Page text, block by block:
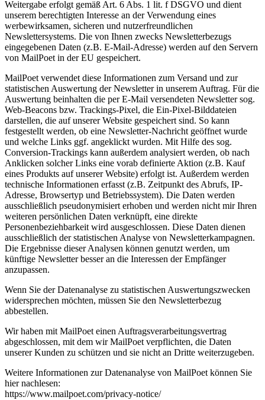
Weitergabe erfolgt gemäß Art. 6 Abs. 1 lit. f DSGVO und dient
unserem berechtigten Interesse an der Verwendung eines
werbewirksamen, sicheren und nutzerfreundlichen
Newslettersystems. Die von Ihnen zwecks Newsletterbezugs
eingegebenen Daten (z.B. E-Mail-Adresse) werden auf den Servern
von MailPoet in der EU gespeichert.
MailPoet verwendet diese Informationen zum Versand und zur
statistischen Auswertung der Newsletter in unserem Auftrag. Für die
Auswertung beinhalten die per E-Mail versendeten Newsletter sog.
Web-Beacons bzw. Trackings-Pixel, die Ein-Pixel-Bilddateien
darstellen, die auf unserer Website gespeichert sind. So kann
festgestellt werden, ob eine Newsletter-Nachricht geöffnet wurde
und welche Links ggf. angeklickt wurden. Mit Hilfe des sog.
Conversion-Trackings kann außerdem analysiert werden, ob nach
Anklicken solcher Links eine vorab definierte Aktion (z.B. Kauf
eines Produkts auf unserer Website) erfolgt ist. Außerdem werden
technische Informationen erfasst (z.B. Zeitpunkt des Abrufs, IP-
Adresse, Browsertyp und Betriebssystem). Die Daten werden
ausschließlich pseudonymisiert erhoben und werden nicht mir Ihren
weiteren persönlichen Daten verknüpft, eine direkte
Personenbeziehbarkeit wird ausgeschlossen. Diese Daten dienen
ausschließlich der statistischen Analyse von Newsletterkampagnen.
Die Ergebnisse dieser Analysen können genutzt werden, um
künftige Newsletter besser an die Interessen der Empfänger
anzupassen.
Wenn Sie der Datenanalyse zu statistischen Auswertungszwecken
widersprechen möchten, müssen Sie den Newsletterbezug
abbestellen.
Wir haben mit MailPoet einen Auftragsverarbeitungsvertrag
abgeschlossen, mit dem wir MailPoet verpflichten, die Daten
unserer Kunden zu schützen und sie nicht an Dritte weiterzugeben.
Weitere Informationen zur Datenanalyse von MailPoet können Sie
hier nachlesen:
https://www.mailpoet.com/privacy-notice/